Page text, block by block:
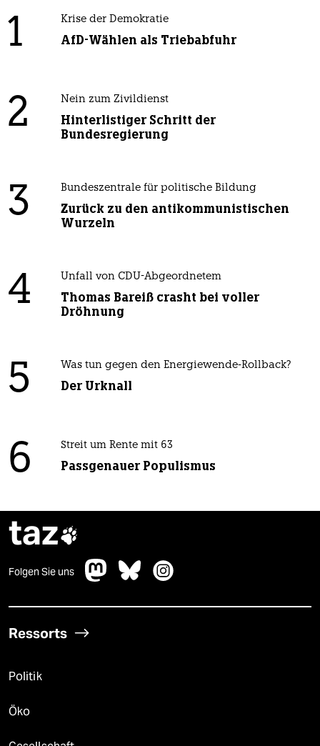
1 Krise der Demokratie
AfD-Wählen als Triebabfuhr
2 Nein zum Zivildienst
Hinterlistiger Schritt der
Bundesregierung
3 Bundeszentrale für politische Bildung
Zurück zu den antikommunistischen
Wurzeln
4 Unfall von CDU-Abgeordnetem
Thomas Bareiß crasht bei voller
Dröhnung
5 Was tun gegen den Energiewende-Rollback?
Der Urknall
6 Streit um Rente mit 63
Passgenauer Populismus
taz
Folgen Sie uns
Ressorts
Politik
Öko